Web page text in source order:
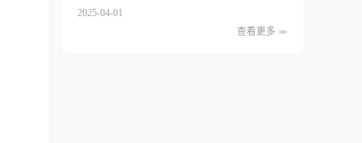
2025-04-01
查看更多